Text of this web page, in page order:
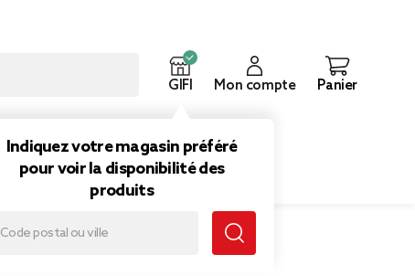
GIFI
Indiquez votre magasin préféré
pour voir la disponibilité des
produits
Mon compte Panier